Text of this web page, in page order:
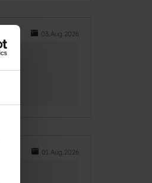
03.Aug.2026
01.Aug.2026